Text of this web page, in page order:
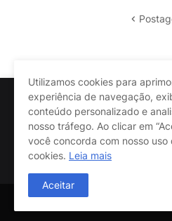
Utilizamos cookies para
experiência de navegação,
conteúdo personalizado e
nosso tráfego. Ao clicar em
você concorda com nosso uso
cookies. Leia mais
Aceitar